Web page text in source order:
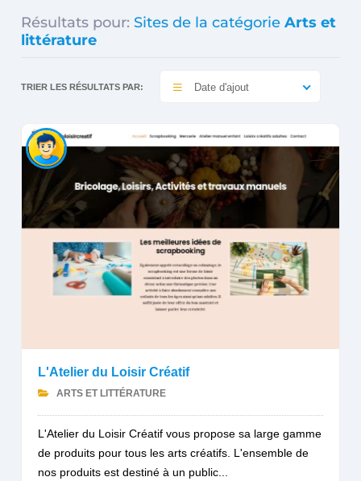
Résultats pour: Sites de la catégorie Arts et
littérature
TRIER LES RÉSULTATS PAR: Date d'ajout
L'Atelier du Loisir Créatif
ARTS ET LITTÉRATURE
L'Atelier du Loisir Créatif vous propose sa large gamme
de produits pour tous les arts créatifs. L'ensemble de
nos produits est destiné à un public...